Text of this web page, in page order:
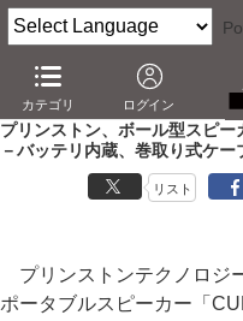
カテゴリ ログイン
AV Watch 製品
オーディ
プリンストン、ボール型スピー
－バッテリ内蔵、巻取り式ケー
リスト
プリンストンテクノロジ
ポータブルスピーカー「